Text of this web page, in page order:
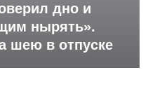
дно и
нырять».
шею в отпуске